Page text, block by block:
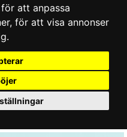
att anpassa
, för att visa annonser
.